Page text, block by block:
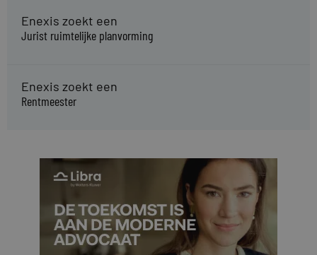
Enexis zoekt een
Jurist ruimtelijke planvorming
Enexis zoekt een
Rentmeester